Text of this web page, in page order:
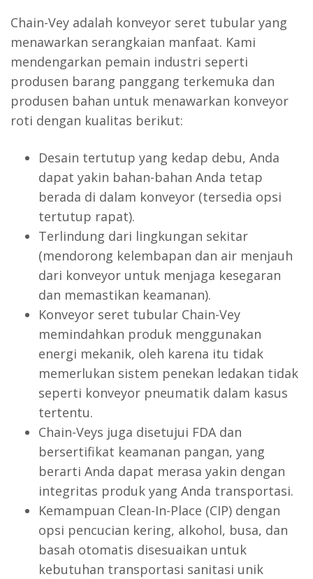
Chain-Vey adalah konveyor seret tubular yang
menawarkan serangkaian manfaat. Kami
mendengarkan pemain industri seperti
produsen barang panggang terkemuka dan
produsen bahan untuk menawarkan konveyor
roti dengan kualitas berikut:
Desain tertutup yang kedap debu, Anda
dapat yakin bahan-bahan Anda tetap
berada di dalam konveyor (tersedia opsi
tertutup rapat).
Terlindung dari lingkungan sekitar
(mendorong kelembapan dan air menjauh
dari konveyor untuk menjaga kesegaran
dan memastikan keamanan).
Konveyor seret tubular Chain-Vey
memindahkan produk menggunakan
energi mekanik, oleh karena itu tidak
memerlukan sistem penekan ledakan tidak
seperti konveyor pneumatik dalam kasus
tertentu.
Chain-Veys juga disetujui FDA dan
bersertifikat keamanan pangan, yang
berarti Anda dapat merasa yakin dengan
integritas produk yang Anda transportasi.
Kemampuan Clean-In-Place (CIP) dengan
opsi pencucian kering, alkohol, busa, dan
basah otomatis disesuaikan untuk
kebutuhan transportasi sanitasi unik